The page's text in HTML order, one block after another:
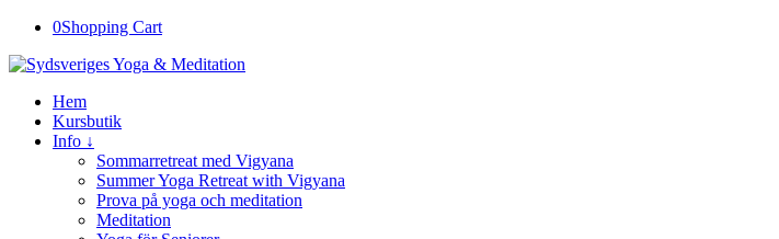
0Shopping Cart
Hem
Kursbutik
Info ↓
Sommarretreat med Vigyana
Summer Yoga Retreat with Vigyana
Prova på yoga och meditation
Meditation